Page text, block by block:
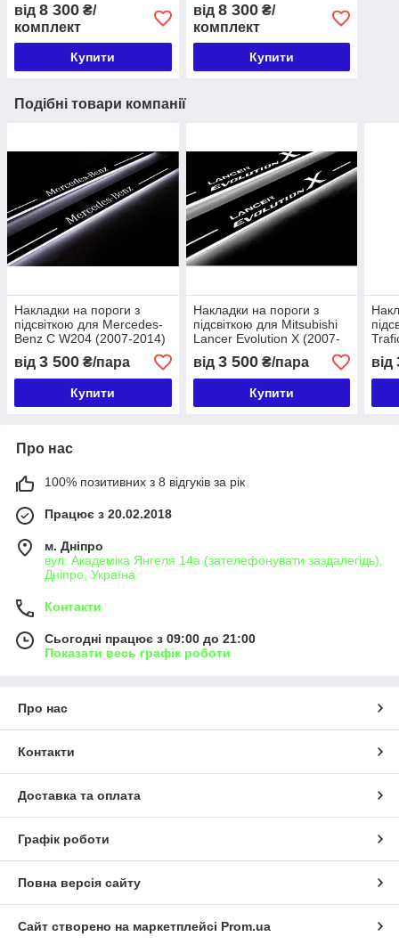
від 8 300 ₴/
комплект
Купити
від 8 300₴/
комплект
Купити
Подібні товари компанії
Накладки на пороги з
підсвіткою для Mercedes-
Benz C W204 (2007-2014)
від 3 500 ₴/пара
Купити
Накладки на пороги з
підсвіткою для Mitsubishi
Lancer Evolution X (2007-
від 3 500₴/пара
Купити
від
Про нас
100% позитивних з 8 відгуків за рік
Працює з 20.02.2018
м. Дніпро
вул. Академіка Янгеля 14а (зателефонувати заздалегідь),
Дніпро, Україна
Контакти
Сьогодні працює з 09:00 до 21:00
Показати весь графік роботи
Про нас
Контакти
Доставка та оплата
Графік роботи
Повна версія сайту
Сайт створено на маркетплейсі Prom.ua